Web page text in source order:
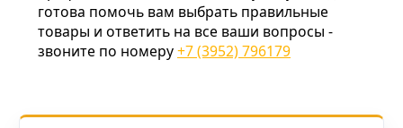
готова помочь вам выбрать правильные
товары и ответить на все ваши вопросы -
звоните по номеру+7 (3952) 796179